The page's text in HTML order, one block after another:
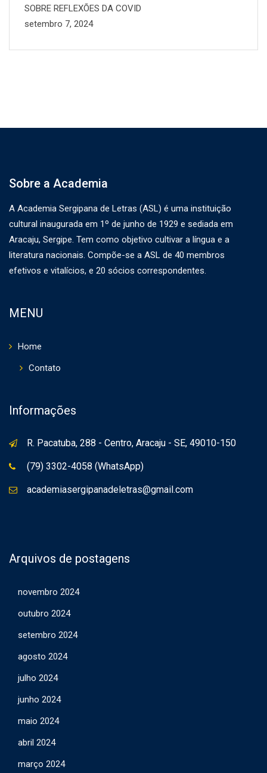
SOBRE REFLEXÕES DA COVID
setembro 7, 2024
Sobre a Academia
A Academia Sergipana de Letras (ASL) é uma instituição
cultural inaugurada em 1º de junho de 1929 e sediada em
Aracaju, Sergipe. Tem como objetivo cultivar a língua e a
literatura nacionais. Compõe-se a ASL de 40 membros
efetivos e vitalícios, e 20 sócios correspondentes.
MENU
Home
Contato
Informações
R. Pacatuba, 288 - Centro, Aracaju - SE, 49010-150
(79) 3302-4058 (WhatsApp)
academiasergipanadeletras@gmail.com
Arquivos de postagens
novembro 2024
outubro 2024
setembro 2024
agosto 2024
julho 2024
junho 2024
maio 2024
abril 2024
março 2024